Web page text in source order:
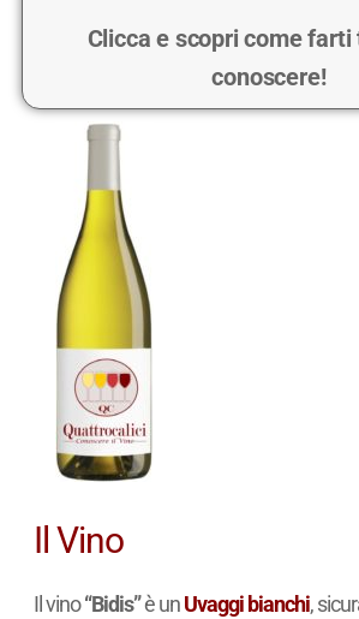
Clicca e scopri come farti
conoscere!
Il Vino
Il vino“Bidis”è unUvaggi bianchi,